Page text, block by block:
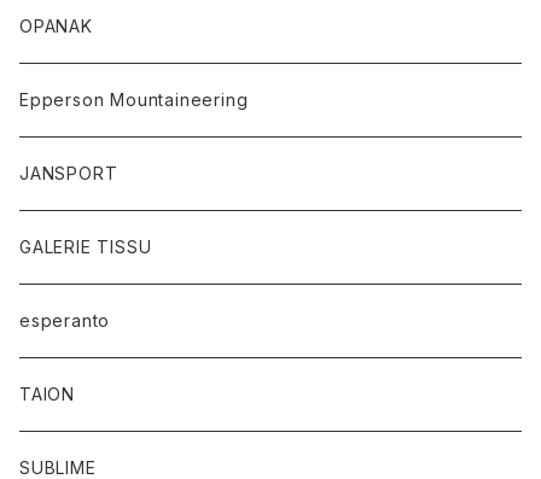
OPANAK
Epperson Mountaineering
JANSPORT
GALERIE TISSU
esperanto
TAION
SUBLIME